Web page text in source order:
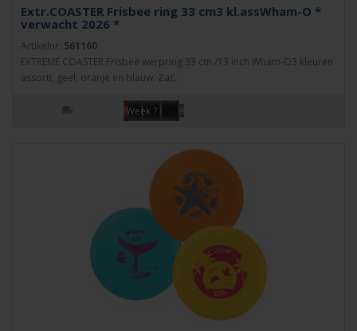
Extr.COASTER Frisbee ring 33 cm3 kl.assWham-O *
verwacht 2026 *
Artikelnr: 561160
EXTREME COASTER Frisbee werpring 33 cm./13 inch Wham-O3 kleuren
assorti, geel, oranje en blauw. Zac..
Week ?